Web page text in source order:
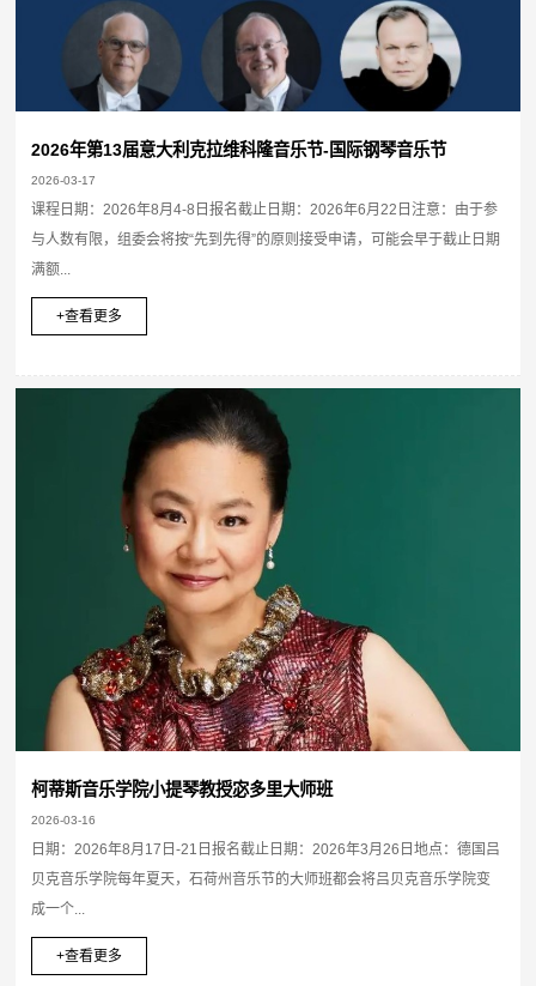
2026年第13届意大利克拉维科隆音乐节-国际钢琴音乐节
2026-03-17
课程日期：2026年8月4-8日报名截止日期：2026年6月22日注意：由于参
与人数有限，组委会将按“先到先得”的原则接受申请，可能会早于截止日期
满额...
+查看更多
柯蒂斯音乐学院小提琴教授宓多里大师班
2026-03-16
日期：2026年8月17日-21日报名截止日期：2026年3月26日地点：德国吕
贝克音乐学院每年夏天，石荷州音乐节的大师班都会将吕贝克音乐学院变
成一个...
+查看更多